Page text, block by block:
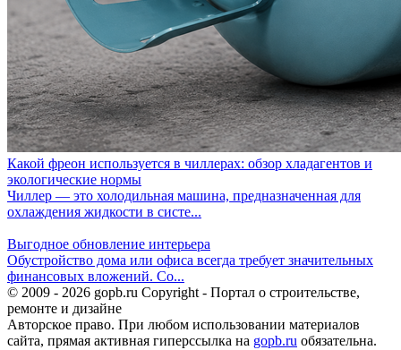
Какой фреон используется в чиллерах: обзор хладагентов и
экологические нормы
Чиллер — это холодильная машина, предназначенная для
охлаждения жидкости в систе...
Выгодное обновление интерьера
Обустройство дома или офиса всегда требует значительных
финансовых вложений. Со...
© 2009 - 2026 gopb.ru Copyright - Портал о строительстве,
ремонте и дизайне
Авторское право. При любом использовании материалов
сайта, прямая активная гиперссылка на gopb.ru обязательна.